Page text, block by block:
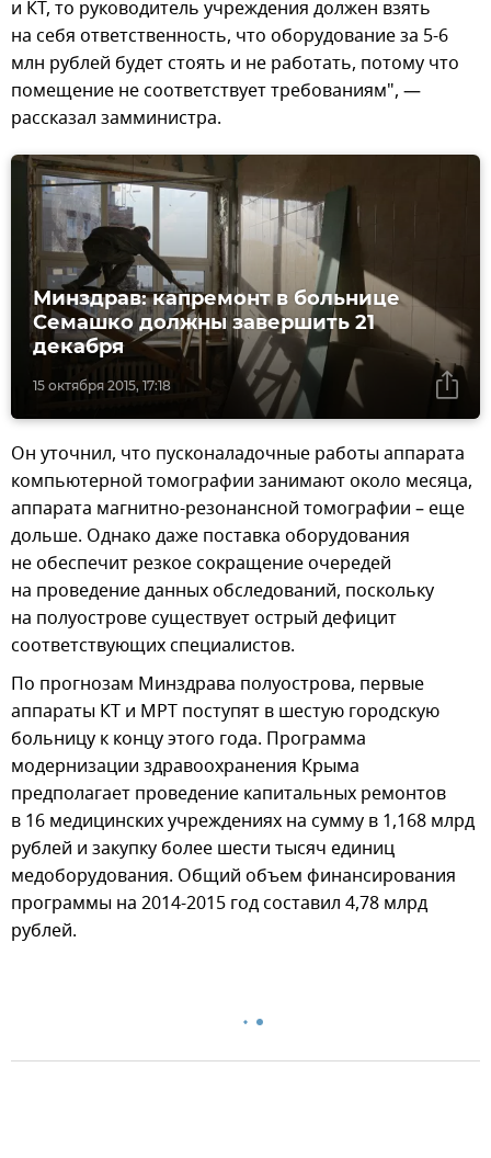
и КТ, то руководитель учреждения должен взять
на себя ответственность, что оборудование за 5-6
млн рублей будет стоять и не работать, потому что
помещение не соответствует требованиям", —
рассказал замминистра.
15 октября 2015, 17:18
Минздрав: капремонт в больнице
Семашко должны завершить 21
декабря
Он уточнил, что пусконаладочные работы аппарата
компьютерной томографии занимают около месяца,
аппарата магнитно-резонансной томографии – еще
дольше. Однако даже поставка оборудования
не обеспечит резкое сокращение очередей
на проведение данных обследований, поскольку
на полуострове существует острый дефицит
соответствующих специалистов.
По прогнозам Минздрава полуострова, первые
аппараты КТ и МРТ поступят в шестую городскую
больницу к концу этого года. Программа
модернизации здравоохранения Крыма
предполагает проведение капитальных ремонтов
в 16 медицинских учреждениях на сумму в 1,168 млрд
рублей и закупку более шести тысяч единиц
медоборудования. Общий объем финансирования
программы на 2014-2015 год составил 4,78 млрд
рублей.